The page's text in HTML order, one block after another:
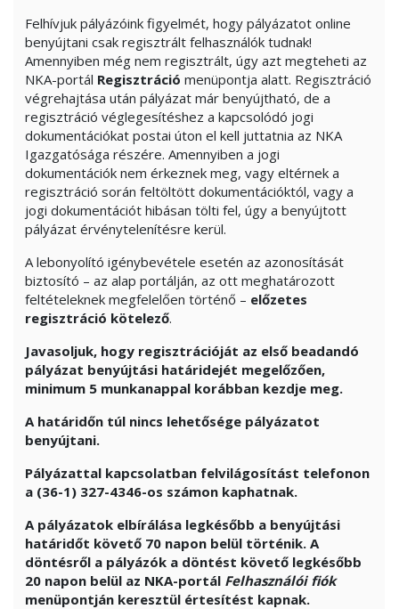
Felhívjuk pályázóink figyelmét, hogy pályázatot online
benyújtani csak regisztrált felhasználók tudnak!
Amennyiben még nem regisztrált, úgy azt megteheti az
NKA-portál Regisztráció menüpontja alatt. Regisztráció
végrehajtása után pályázat már benyújtható, de a
regisztráció véglegesítéshez a kapcsolódó jogi
dokumentációkat postai úton el kell juttatnia az NKA
Igazgatósága részére. Amennyiben a jogi
dokumentációk nem érkeznek meg, vagy eltérnek a
regisztráció során feltöltött dokumentációktól, vagy a
jogi dokumentációt hibásan tölti fel, úgy a benyújtott
pályázat érvénytelenítésre kerül.
A lebonyolító igénybevétele esetén az azonosítását
biztosító – az alap portálján, az ott meghatározott
feltételeknek megfelelően történő – előzetes
regisztráció kötelező.
Javasoljuk, hogy regisztrációját az első beadandó
pályázat benyújtási határidejét megelőzően,
minimum 5 munkanappal korábban kezdje meg.
A határidőn túl nincs lehetősége pályázatot
benyújtani.
Pályázattal kapcsolatban felvilágosítást telefonon
a (36-1) 327-4346-os számon kaphatnak.
A pályázatok elbírálása legkésőbb a benyújtási
határidőt követő 70 napon belül történik. A
döntésről a pályázók a döntést követő legkésőbb
20 napon belül az NKA-portál Felhasználói fiók
menüpontján keresztül értesítést kapnak.